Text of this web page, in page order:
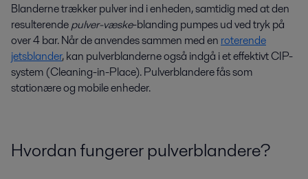
Blanderne trækker pulver ind i enheden, samtidig med at den
resulterendepulver-væske-blanding pumpes ud ved tryk på
over 4 bar. Når de anvendes sammen med en roterende
jetsblander, kan pulverblanderne også indgå i et effektivt CIP-
system (Cleaning-in-Place). Pulverblandere fås som
stationære og mobile enheder.
Hvordan fungerer pulverblandere?